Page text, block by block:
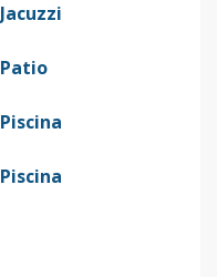
Jacuzzi
Patio
Piscina
Piscina